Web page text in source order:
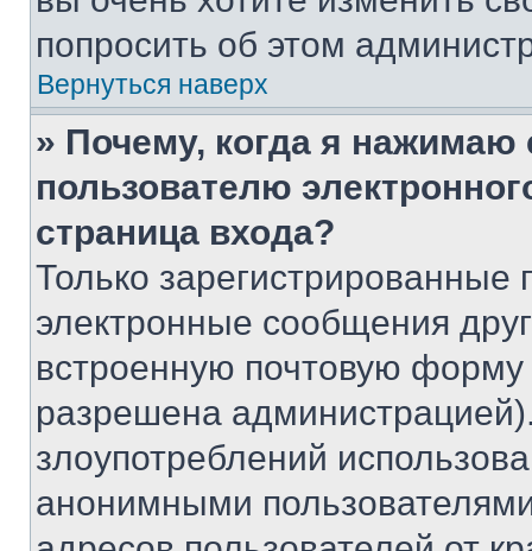
попросить об этом
Вернуться наверх
» Почему, когда я нажимаю
пользователю
страница входа?
Только зарегистрированные
электронные сообщения
встроенную почтовую
разрешена
злоупотреблений
анонимными